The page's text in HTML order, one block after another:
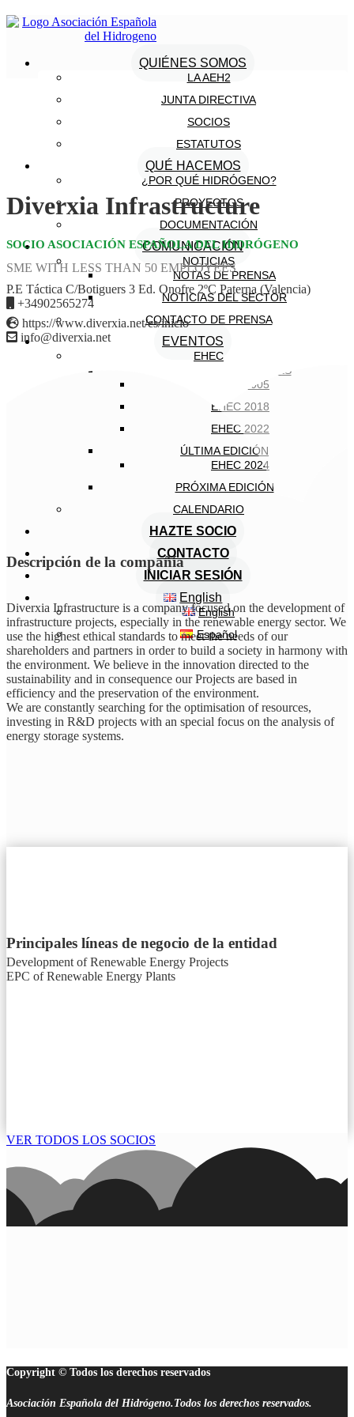
QUIÉNES SOMOS
LA AEH2
JUNTA DIRECTIVA
SOCIOS
ESTATUTOS
QUÉ HACEMOS
¿POR QUÉ HIDRÓGENO?
PROYECTOS
DOCUMENTACIÓN
COMUNICACIÓN
NOTICIAS
NOTAS DE PRENSA
NOTICIAS DEL SECTOR
CONTACTO DE PRENSA
EVENTOS
EHEC
EDICIONES ANTERIORES
EHEC 2005
EHEC 2018
EHEC 2022
ÚLTIMA EDICIÓN
EHEC 2024
PRÓXIMA EDICIÓN
CALENDARIO
HAZTE SOCIO
CONTACTO
INICIAR SESIÓN
English
English
Español
Diverxia Infrastructure
SOCIO ASOCIACIÓN ESPAÑOLA DEL HIDRÓGENO
SME WITH LESS THAN 50 EMPLOYEES
P.E Táctica C/Botiguers 3 Ed. Onofre 2ºC Paterna (Valencia)
+34902565274
https://www.diverxia.net/es/inicio
info@diverxia.net
Descripción de la compañía
Diverxia Infrastructure is a company focused on the development of
infrastructure projects, especially in the renewable energy sector. We
use the highest ethical standards to meet the needs of our
shareholders and partners in order to build a society in harmony with
the environment. We believe in the innovation directed to the
sustainability and in consequence our Projects are based in
efficiency and the preservation of the environment.
We are constantly searching for the optimisation of resources,
investing in R&D projects with an special focus on the analysis of
energy storage systems.
Principales líneas de negocio de la entidad
Development of Renewable Energy Projects
EPC of Renewable Energy Plants
VER TODOS LOS SOCIOS
Copyright © Todos los derechos reservados
Asociación Española del Hidrógeno.Todos los derechos reservados.